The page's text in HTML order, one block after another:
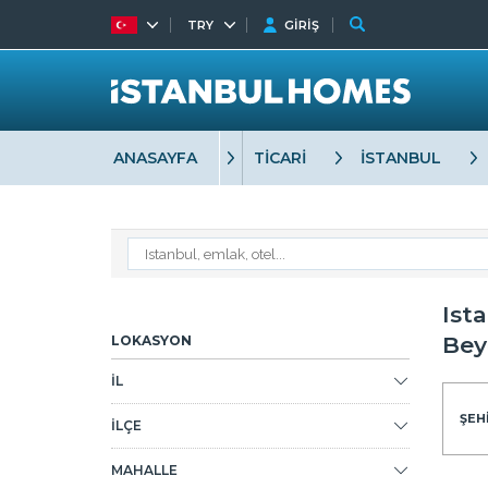
ANASAYFA TİCARİ İSTANBUL
LOKASYON
İL
İLÇE
MAHALLE
TRY GİRİŞ